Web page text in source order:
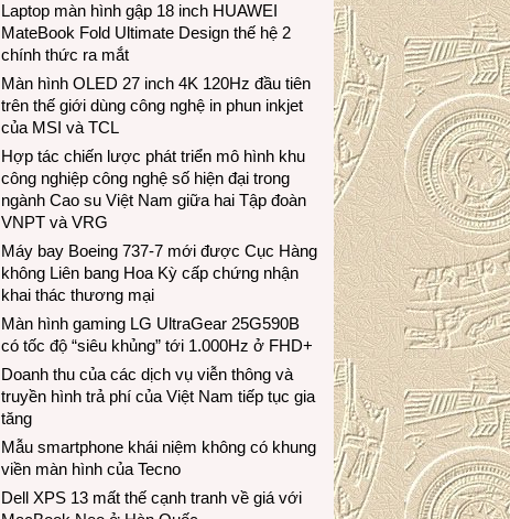
Laptop màn hình gập 18 inch HUAWEI
MateBook Fold Ultimate Design thế hệ 2
chính thức ra mắt
Màn hình OLED 27 inch 4K 120Hz đầu tiên
trên thế giới dùng công nghệ in phun inkjet
của MSI và TCL
Hợp tác chiến lược phát triển mô hình khu
công nghiệp công nghệ số hiện đại trong
ngành Cao su Việt Nam giữa hai Tập đoàn
VNPT và VRG
Máy bay Boeing 737-7 mới được Cục Hàng
không Liên bang Hoa Kỳ cấp chứng nhận
khai thác thương mại
Màn hình gaming LG UltraGear 25G590B
có tốc độ “siêu khủng” tới 1.000Hz ở FHD+
Doanh thu của các dịch vụ viễn thông và
truyền hình trả phí của Việt Nam tiếp tục gia
tăng
Mẫu smartphone khái niệm không có khung
viền màn hình của Tecno
Dell XPS 13 mất thế cạnh tranh về giá với